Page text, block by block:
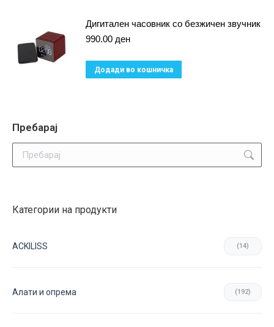
Дигитален часовник со безжичен звучник
990.00 ден
Додади во кошничка
Пребарај
Категории на продукти
ACKILISS (14)
Aлати и опрема (192)